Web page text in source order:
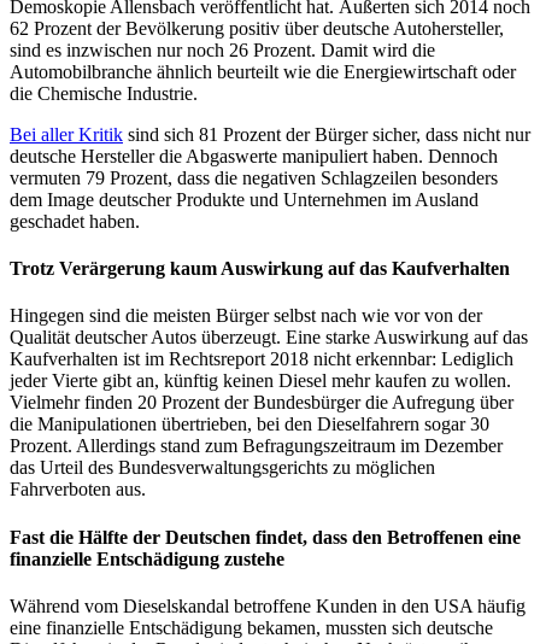
Demoskopie Allensbach veröffentlicht hat. Äußerten sich 2014 noch
62 Prozent der Bevölkerung positiv über deutsche Autohersteller,
sind es inzwischen nur noch 26 Prozent. Damit wird die
Automobilbranche ähnlich beurteilt wie die Energiewirtschaft oder
die Chemische Industrie.
Bei aller Kritik sind sich 81 Prozent der Bürger sicher, dass nicht nur
deutsche Hersteller die Abgaswerte manipuliert haben. Dennoch
vermuten 79 Prozent, dass die negativen Schlagzeilen besonders
dem Image deutscher Produkte und Unternehmen im Ausland
geschadet haben.
Trotz Verärgerung kaum Auswirkung auf das Kaufverhalten
Hingegen sind die meisten Bürger selbst nach wie vor von der
Qualität deutscher Autos überzeugt. Eine starke Auswirkung auf das
Kaufverhalten ist im Rechtsreport 2018 nicht erkennbar: Lediglich
jeder Vierte gibt an, künftig keinen Diesel mehr kaufen zu wollen.
Vielmehr finden 20 Prozent der Bundesbürger die Aufregung über
die Manipulationen übertrieben, bei den Dieselfahrern sogar 30
Prozent. Allerdings stand zum Befragungszeitraum im Dezember
das Urteil des Bundesverwaltungsgerichts zu möglichen
Fahrverboten aus.
Fast die Hälfte der Deutschen findet, dass den Betroffenen eine
finanzielle Entschädigung zustehe
Während vom Dieselskandal betroffene Kunden in den USA häufig
eine finanzielle Entschädigung bekamen, mussten sich deutsche